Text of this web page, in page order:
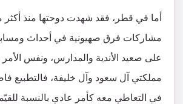
أما في قطر، فقد شهدت دوحتها منذ أكثر
مشاركات فرق صهيونية في أحداث
على صعيد الأندية والمدارس، ونفس
مملكتي آل سعود وآل خليفة، فالتطبيع
في التعاطي معه كأمر عادي بالنسبة